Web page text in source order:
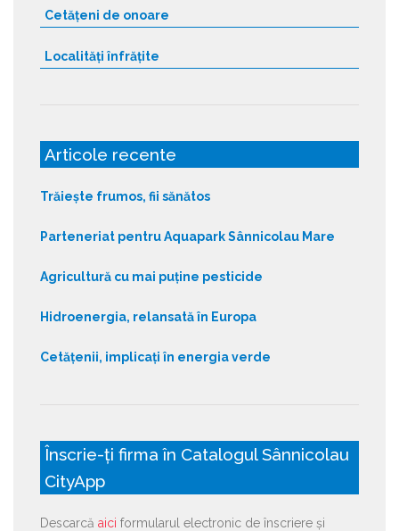
Cetățeni de onoare
Localități înfrățite
Articole recente
Trăiește frumos, fii sănătos
Parteneriat pentru Aquapark Sânnicolau Mare
Agricultură cu mai puține pesticide
Hidroenergia, relansată în Europa
Cetățenii, implicați în energia verde
Înscrie-ți firma în Catalogul Sânnicolau
CityApp
Descarcă aici formularul electronic de înscriere și